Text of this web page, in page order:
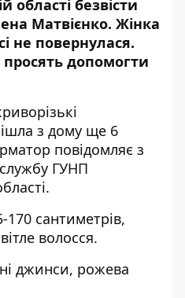
області безвісти
Матвієнко. Жінка
не повернулася.
просять допомогти
з дому ще 6
повідомляє з
ГУНП
.
170 сантиметрів,
волосся.
джинси, рожева